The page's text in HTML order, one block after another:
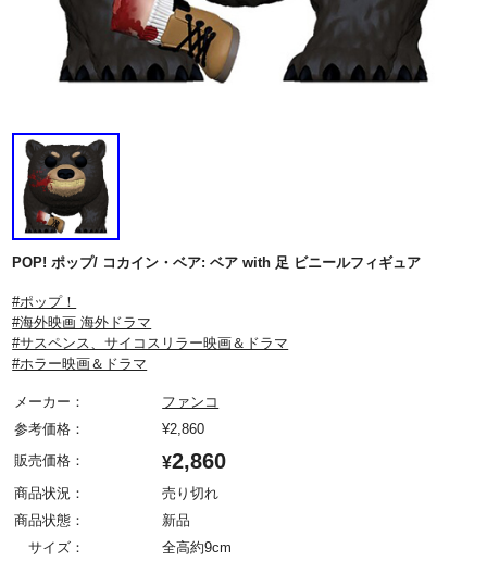
POP! ポップ/ コカイン・ベア: ベア with 足 ビニールフィギュア
#ポップ！
#海外映画 海外ドラマ
#サスペンス、サイコスリラー映画＆ドラマ
#ホラー映画＆ドラマ
メーカー：
ファンコ
参考価格：
¥2,860
販売価格：
¥2,860
商品状況：
売り切れ
商品状態：
新品
サイズ：
全高約9cm